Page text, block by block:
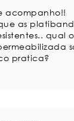
acompanho!!
as
qual
pratica?